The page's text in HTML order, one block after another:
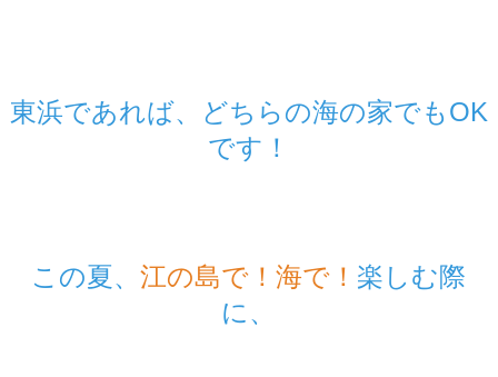
東浜であれば、どちらの海の家でもOK
です！
この夏、江の島で！海で！ 楽しむ際
に、